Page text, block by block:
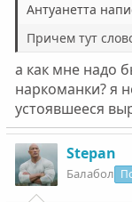
Антуанетта
Причем тут
а как мне надо
наркоманки? я
устоявшееся
Stepan
Балабол